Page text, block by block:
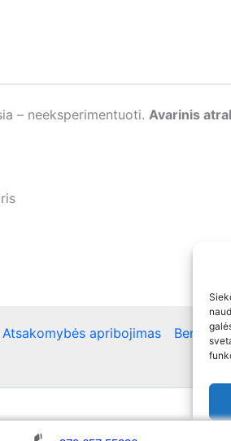
– neeksperimentuoti. Avarinis
Atsakomybės apribojimas Bendra